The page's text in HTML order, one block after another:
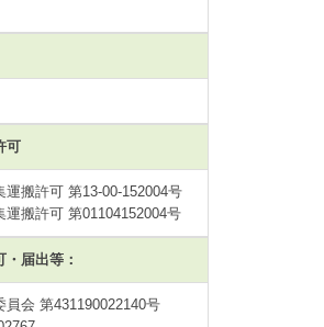
可
搬許可 第13-00-152004号
搬許可 第01104152004号
届出等：
会 第431190022140号